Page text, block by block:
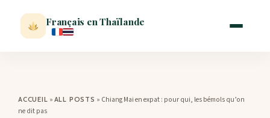
Français en Thaïlande
ACCUEIL » ALL POSTS » Chiang Mai en expat : pour qui, les bémols qu’on
ne dit pas